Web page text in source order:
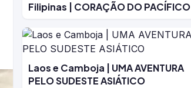
Filipinas | CORAÇÃO DO PACÍFICO
Laos e Camboja | UMA AVENTURA
PELO SUDESTE ASIÁTICO